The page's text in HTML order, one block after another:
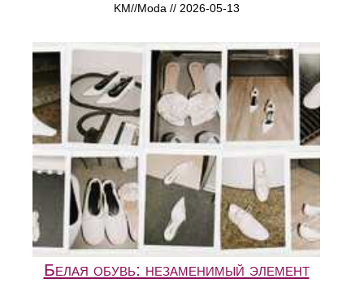
KM//Moda // 2026-05-13
Белая обувь: незаменимый элемент